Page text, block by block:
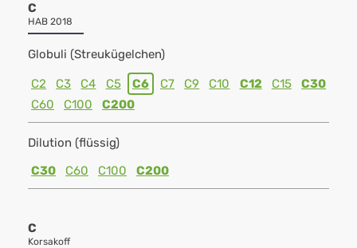
C
HAB 2018
Globuli (Streukügelchen)
C2 C3 C4 C5 C6 C7 C9 C10 C12 C15
C30
C60
C100 C200
Dilution (flüssig)
C30
C60 C100 C200
C
Korsakoff